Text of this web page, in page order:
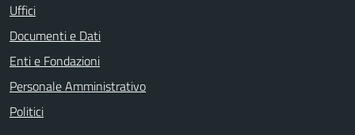
Uffici
Documenti e Dati
Enti e Fondazioni
Personale Amministrativo
Politici